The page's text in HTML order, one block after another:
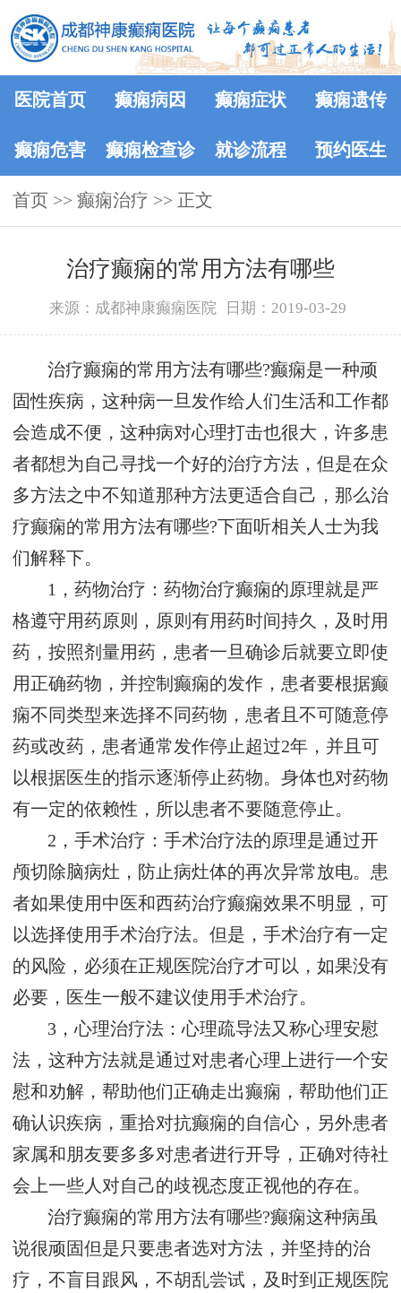
医院首页 癫痫病因 癫痫症状 癫痫遗传
癫痫危害 癫痫检查诊
断
就诊流程 预约医生
首页 >> 癫痫治疗 >> 正文
治疗癫痫的常用方法有哪些
来源：成都神康癫痫医院 日期：2019-03-29
治疗癫痫的常用方法有哪些?癫痫是一种顽
固性疾病，这种病一旦发作给人们生活和工作都
会造成不便，这种病对心理打击也很大，许多患
者都想为自己寻找一个好的治疗方法，但是在众
多方法之中不知道那种方法更适合自己，那么治
疗癫痫的常用方法有哪些?下面听相关人士为我
们解释下。
1，药物治疗：药物治疗癫痫的原理就是严
格遵守用药原则，原则有用药时间持久，及时用
药，按照剂量用药，患者一旦确诊后就要立即使
用正确药物，并控制癫痫的发作，患者要根据癫
痫不同类型来选择不同药物，患者且不可随意停
药或改药，患者通常发作停止超过2年，并且可
以根据医生的指示逐渐停止药物。身体也对药物
有一定的依赖性，所以患者不要随意停止。
2，手术治疗：手术治疗法的原理是通过开
颅切除脑病灶，防止病灶体的再次异常放电。患
者如果使用中医和西药治疗癫痫效果不明显，可
以选择使用手术治疗法。但是，手术治疗有一定
的风险，必须在正规医院治疗才可以，如果没有
必要，医生一般不建议使用手术治疗。
3，心理治疗法：心理疏导法又称心理安慰
法，这种方法就是通过对患者心理上进行一个安
慰和劝解，帮助他们正确走出癫痫，帮助他们正
确认识疾病，重拾对抗癫痫的自信心，另外患者
家属和朋友要多多对患者进行开导，正确对待社
会上一些人对自己的歧视态度正视他的存在。
治疗癫痫的常用方法有哪些?癫痫这种病虽
说很顽固但是只要患者选对方法，并坚持的治
疗，不盲目跟风，不胡乱尝试，及时到正规医院